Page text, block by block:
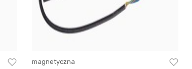
magnetyczna